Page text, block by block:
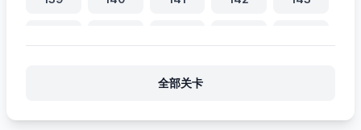
全部关卡